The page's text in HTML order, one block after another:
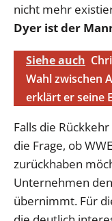
nicht mehr
Dyer ist der
Siehe auch
Wahl zwischen
erklärt er seine
Falls die
die Frage, ob
zurückhaben
Unternehmen
übernimmt. Für